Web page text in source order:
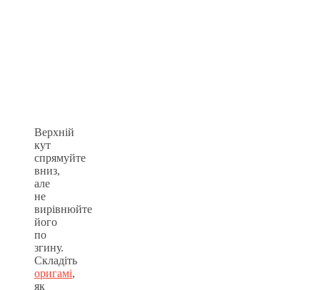
Верхній
кут
спрямуйте
вниз,
але
не
вирівнюйте
його
по
згину.
Складіть
оригамі,
як